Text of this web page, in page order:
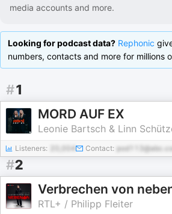
media accounts and more.
Looking for podcast data? Rephonic
numbers, contacts and more for millions
#1
MORD AUF EX
Leonie Bartsch & Linn
Listeners: 20,004 Contact:
#2
RTL+ / Philipp Fleiter